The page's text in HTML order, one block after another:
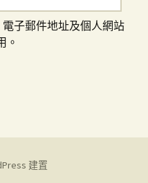
子郵件地址及個人網站
。
建置